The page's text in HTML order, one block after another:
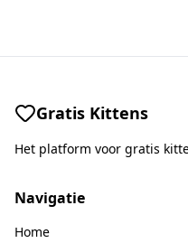
Gratis Kittens
Het platform voor gratis
Navigatie
Home